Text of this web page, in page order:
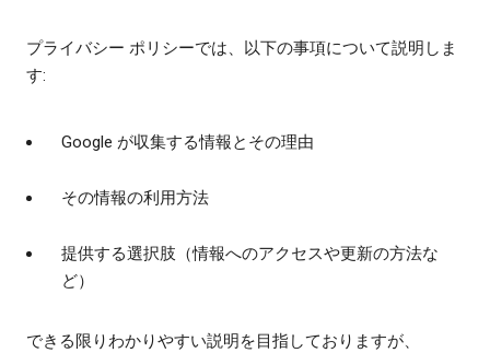
プライバシー ポリシーでは、以下の事項について説明しま
す:
Google が収集する情報とその理由
その情報の利用方法
提供する選択肢（情報へのアクセスや更新の方法な
ど）
できる限りわかりやすい説明を目指しておりますが、